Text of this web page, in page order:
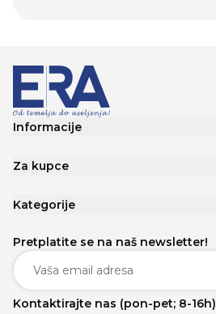
Informacije
Za kupce
Kategorije
Pretplatite se na naš newsletter!
Kontaktirajte nas (pon-pet; 8-16h)